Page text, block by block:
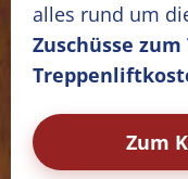
alles rund um
Zuschüsse
Zum